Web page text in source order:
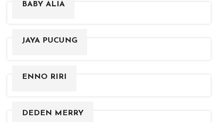
BABY ALIA
JAYA PUCUNG
ENNO RIRI
DEDEN MERRY